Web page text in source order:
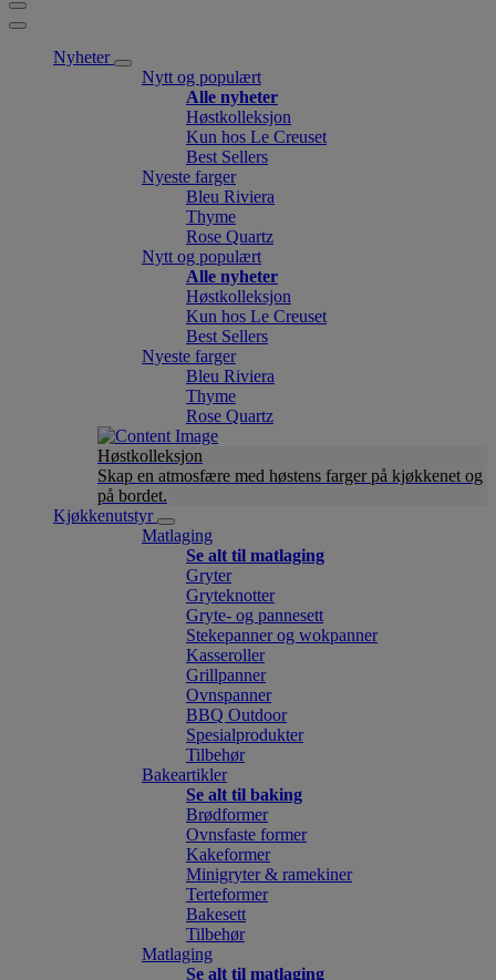
Nyheter
Nytt og populært
Alle nyheter
Høstkolleksjon
Kun hos Le Creuset
Best Sellers
Nyeste farger
Bleu Riviera
Thyme
Rose Quartz
Nytt og populært
Alle nyheter
Høstkolleksjon
Kun hos Le Creuset
Best Sellers
Nyeste farger
Bleu Riviera
Thyme
Rose Quartz
Høstkolleksjon
Skap en atmosfære med høstens farger på kjøkkenet og
på bordet.
Kjøkkenutstyr
Matlaging
Se alt til matlaging
Gryter
Gryteknotter
Gryte- og pannesett
Stekepanner og wokpanner
Kasseroller
Grillpanner
Ovnspanner
BBQ Outdoor
Spesialprodukter
Tilbehør
Bakeartikler
Se alt til baking
Brødformer
Ovnsfaste former
Kakeformer
Minigryter & ramekiner
Terteformer
Bakesett
Tilbehør
Matlaging
Se alt til matlaging